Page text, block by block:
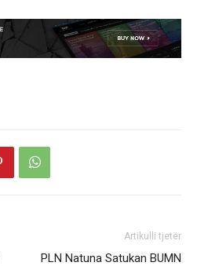
Artikulli tjetër
PLN Natuna Satukan BUMN